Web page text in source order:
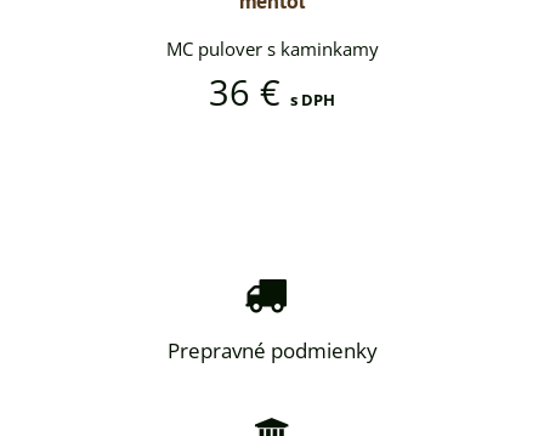
MC pulover s kaminkamy
36 € s DPH
Prepravné podmienky